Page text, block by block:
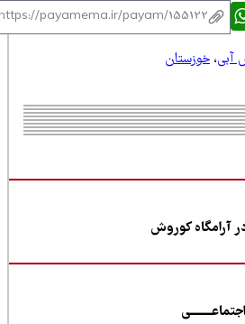
،خوزستان
کوروش